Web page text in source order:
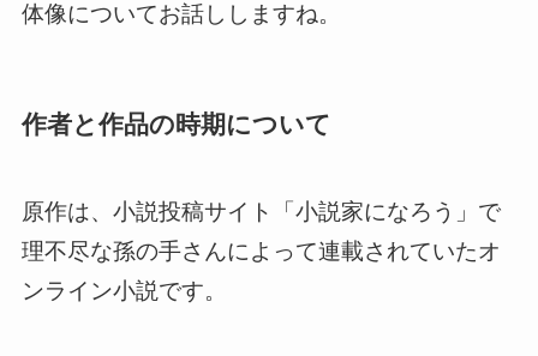
体像についてお話ししますね。
作者と作品の時期について
原作は、小説投稿サイト「小説家になろう」で
理不尽な孫の手さんによって連載されていたオ
ンライン小説です。